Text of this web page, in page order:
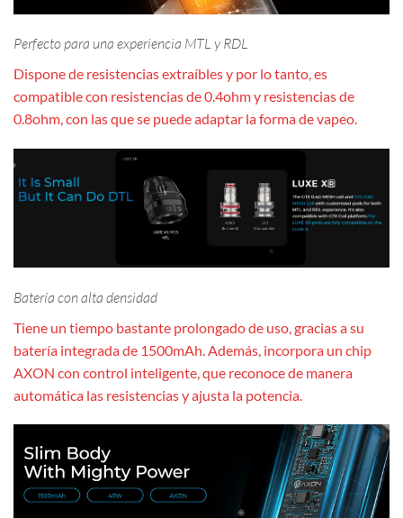
Perfecto para una experiencia MTL y RDL
Dispone de resistencias extraíbles y por lo tanto, es
compatible con resistencias de 0.4ohm y resistencias de
0.8ohm, con las que se puede adaptar la forma de vapeo.
Batería con alta densidad
Tiene un tiempo bastante prolongado de uso, gracias a su
batería integrada de 1500mAh. Además, incorpora un chip
AXON con control inteligente, que reconoce de manera
automática las resistencias y ajusta la potencia.